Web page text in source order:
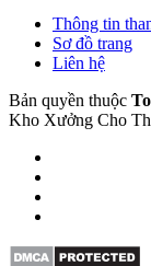
Thông tin
Sơ đồ trang
Liên hệ
Bản quyền thuộc
Kho Xưởng Cho